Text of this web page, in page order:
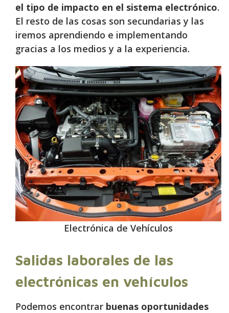
el tipo de impacto en el sistema electrónico.
El resto de las cosas son secundarias y las
iremos aprendiendo e implementando
gracias a los medios y a la experiencia.
Electrónica de Vehículos
Salidas laborales de las
electrónicas en vehículos
Podemos encontrar buenas oportunidades